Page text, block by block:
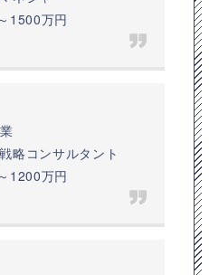
1500万円
略コンサルタント
1200万円